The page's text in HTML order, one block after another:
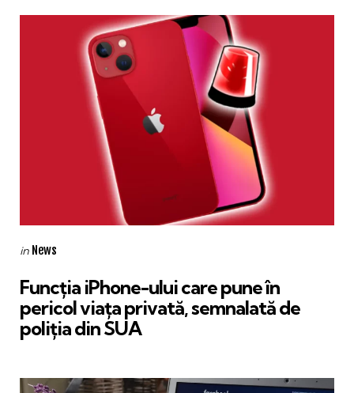
Categories
Posted
in News
Funcția iPhone-ului care pune în
pericol viața privată, semnalată de
poliția din SUA